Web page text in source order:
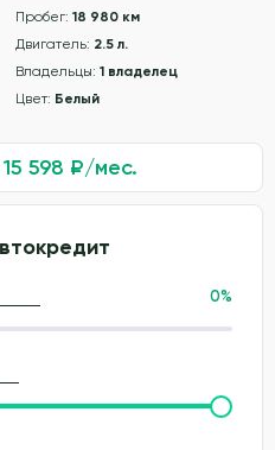
Пробег: 18 980 км
Двигатель: 2.5 л.
Владельцы: 1 владелец
Цвет: Белый
15 598 ₽/мес.
0%